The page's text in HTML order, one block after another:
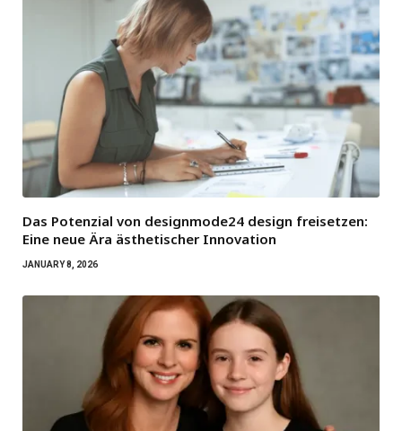
Das Potenzial von designmode24 design freisetzen:
Eine neue Ära ästhetischer Innovation
JANUARY 8, 2026